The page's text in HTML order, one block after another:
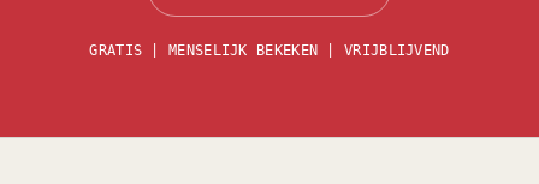
GRATIS | MENSELIJK BEKEKEN | VRIJBLIJVEND